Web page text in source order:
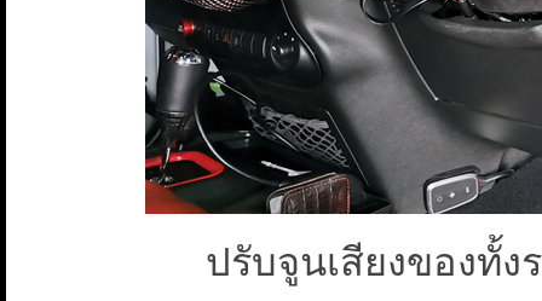
ปรับจูนเสียงของทั้ง